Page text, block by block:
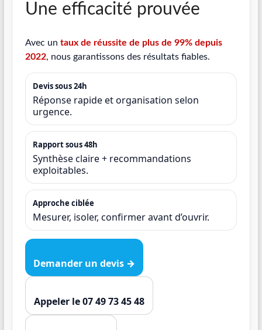
Une efficacité prouvée
Avec un taux de réussite de plus de 99% depuis
2022, nous garantissons des résultats fiables.
Devis sous 24h
Réponse rapide et organisation selon
urgence.
Rapport sous 48h
Synthèse claire + recommandations
exploitables.
Approche ciblée
Mesurer, isoler, confirmer avant d’ouvrir.
Demander un devis →
Appeler le 07 49 73 45 48